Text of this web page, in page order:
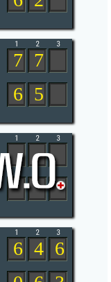
7 7
6 5
6 4 6